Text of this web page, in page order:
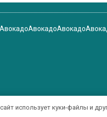
АвокадоАвокадоАвокадо
использует куки-файлы и